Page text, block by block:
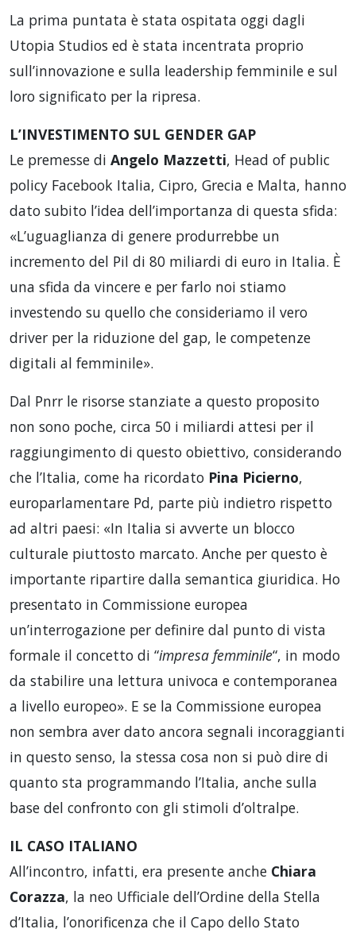
La prima puntata è stata ospitata oggi dagli
Utopia Studios ed è stata incentrata proprio
sull’innovazione e sulla leadership femminile e sul
loro significato per la ripresa.
L’INVESTIMENTO SUL GENDER GAP
Le premesse di Angelo Mazzetti, Head of public
policy Facebook Italia, Cipro, Grecia e Malta, hanno
dato subito l’idea dell’importanza di questa sfida:
«L’uguaglianza di genere produrrebbe un
incremento del Pil di 80 miliardi di euro in Italia. È
una sfida da vincere e per farlo noi stiamo
investendo su quello che consideriamo il vero
driver per la riduzione del gap, le competenze
digitali al femminile».
Dal Pnrr le risorse stanziate a questo proposito
non sono poche, circa 50 i miliardi attesi per il
raggiungimento di questo obiettivo, considerando
che l’Italia, come ha ricordato Pina Picierno,
europarlamentare Pd, parte più indietro rispetto
ad altri paesi: «In Italia si avverte un blocco
culturale piuttosto marcato. Anche per questo è
importante ripartire dalla semantica giuridica. Ho
presentato in Commissione europea
un’interrogazione per definire dal punto di vista
formale il concetto di “impresa femminile“, in modo
da stabilire una lettura univoca e contemporanea
a livello europeo». E se la Commissione europea
non sembra aver dato ancora segnali incoraggianti
in questo senso, la stessa cosa non si può dire di
quanto sta programmando l’Italia, anche sulla
base del confronto con gli stimoli d’oltralpe.
IL CASO ITALIANO
All’incontro, infatti, era presente anche Chiara
Corazza, la neo Ufficiale dell’Ordine della Stella
d’Italia, l’onorificenza che il Capo dello Stato